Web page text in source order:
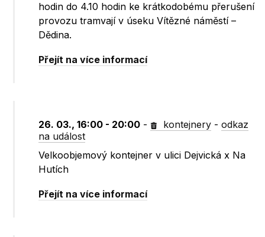
hodin do 4.10 hodin ke krátkodobému přerušení
provozu tramvají v úseku Vítězné náměstí –
Dědina.
Přejít na více informací
26. 03., 16:00 - 20:00 - kontejnery -odkaz
na událost
Velkoobjemový kontejner v ulici Dejvická x Na
Hutích
Přejít na více informací